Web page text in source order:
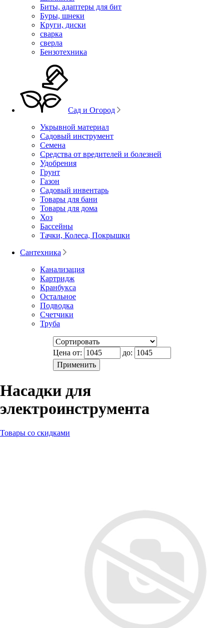
Биты, адаптеры для бит
Буры, шнеки
Круги, диски
сварка
сверла
Бензотехника
Сад и Огород
Укрывной материал
Садовый инструмент
Семена
Средства от вредителей и болезней
Удобрения
Грунт
Газон
Садовый инвентарь
Товары для бани
Товары для дома
Хоз
Бассейны
Тачки, Колеса, Покрышки
Сантехника
Канализация
Картридж
Кранбукса
Остальное
Подводка
Счетчики
Труба
Цена от: до:
Насадки для
электроинструмента
Товары со скидками